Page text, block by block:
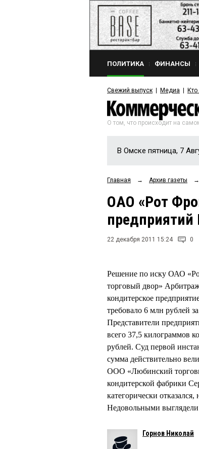
ПОЛИТИКА ФИНАНСЫ
Свежий выпуск Медиа Кто
О том, что происходит на
В Омске пятница, 7
Главная → Архив газеты →
ОАО «Рот
22 декабря 2011 15:24 0
Решение по иску ОАО
торговый двор»
кондитерское
требовало 6 млн рублей
Представители
всего 37,5 килограммов
рублей. Суд первой
сумма действительно
ООО «Любинский
кондитерской фабрики
категорически
Недовольными
Горнов Николай